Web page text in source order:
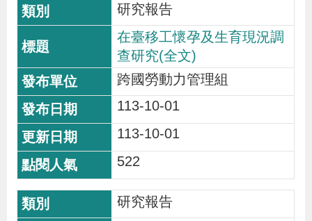
研究報告
在臺移工懷孕及生育現況調
查研究(全文)
跨國勞動力管理組
113-10-01
113-10-01
522
研究報告